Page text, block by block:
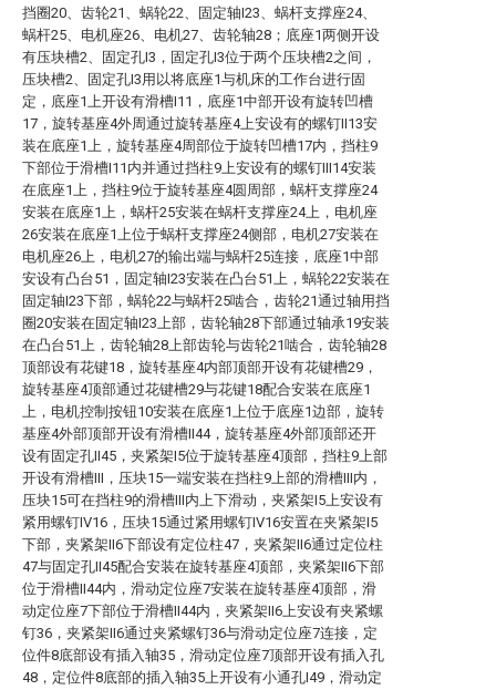
挡圈20、齿轮21、蜗轮22、固定轴I23、蜗杆支撑座24、
蜗杆25、电机座26、电机27、齿轮轴28；底座1两侧开设
有压块槽2、固定孔I3，固定孔I3位于两个压块槽2之间，
压块槽2、固定孔I3用以将底座1与机床的工作台进行固
定，底座1上开设有滑槽I11，底座1中部开设有旋转凹槽
17，旋转基座4外周通过旋转基座4上安设有的螺钉II13安
装在底座1上，旋转基座4周部位于旋转凹槽17内，挡柱9
下部位于滑槽I11内并通过挡柱9上安设有的螺钉III14安装
在底座1上，挡柱9位于旋转基座4圆周部，蜗杆支撑座24
安装在底座1上，蜗杆25安装在蜗杆支撑座24上，电机座
26安装在底座1上位于蜗杆支撑座24侧部，电机27安装在
电机座26上，电机27的输出端与蜗杆25连接，底座1中部
安设有凸台51，固定轴I23安装在凸台51上，蜗轮22安装在
固定轴I23下部，蜗轮22与蜗杆25啮合，齿轮21通过轴用挡
圈20安装在固定轴I23上部，齿轮轴28下部通过轴承19安装
在凸台51上，齿轮轴28上部齿轮与齿轮21啮合，齿轮轴28
顶部设有花键18，旋转基座4内部顶部开设有花键槽29，
旋转基座4顶部通过花键槽29与花键18配合安装在底座1
上，电机控制按钮10安装在底座1上位于底座1边部，旋转
基座4外部顶部开设有滑槽II44，旋转基座4外部顶部还开
设有固定孔II45，夹紧架I5位于旋转基座4顶部，挡柱9上部
开设有滑槽III，压块15一端安装在挡柱9上部的滑槽III内，
压块15可在挡柱9的滑槽III内上下滑动，夹紧架I5上安设有
紧用螺钉IV16，压块15通过紧用螺钉IV16安置在夹紧架I5
下部，夹紧架II6下部设有定位柱47，夹紧架II6通过定位柱
47与固定孔II45配合安装在旋转基座4顶部，夹紧架II6下部
位于滑槽II44内，滑动定位座7安装在旋转基座4顶部，滑
动定位座7下部位于滑槽II44内，夹紧架II6上安设有夹紧螺
钉36，夹紧架II6通过夹紧螺钉36与滑动定位座7连接，定
位件8底部设有插入轴35，滑动定位座7顶部开设有插入孔
48，定位件8底部的插入轴35上开设有小通孔I49，滑动定